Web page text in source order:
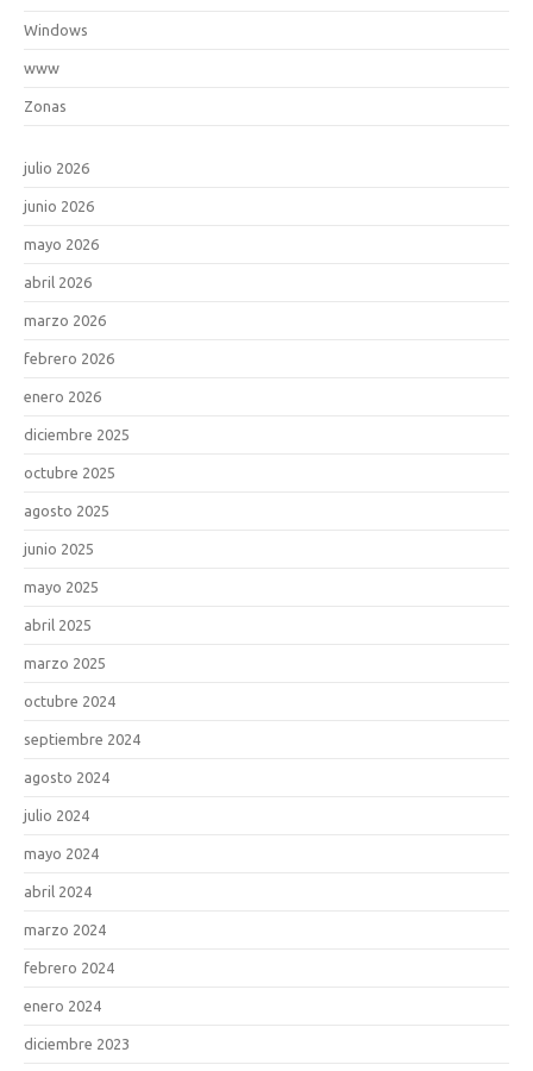
Windows
www
Zonas
julio 2026
junio 2026
mayo 2026
abril 2026
marzo 2026
febrero 2026
enero 2026
diciembre 2025
octubre 2025
agosto 2025
junio 2025
mayo 2025
abril 2025
marzo 2025
octubre 2024
septiembre 2024
agosto 2024
julio 2024
mayo 2024
abril 2024
marzo 2024
febrero 2024
enero 2024
diciembre 2023